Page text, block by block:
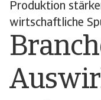
Produktion
wirtschaftliche